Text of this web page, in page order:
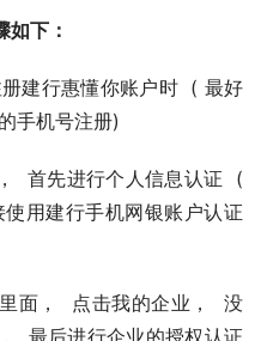
下：
建行惠懂你账户时  ( 最好
手机号注册)
首先进行个人信息认证  (
用建行手机网银账户认证
面，  点击我的企业，  没